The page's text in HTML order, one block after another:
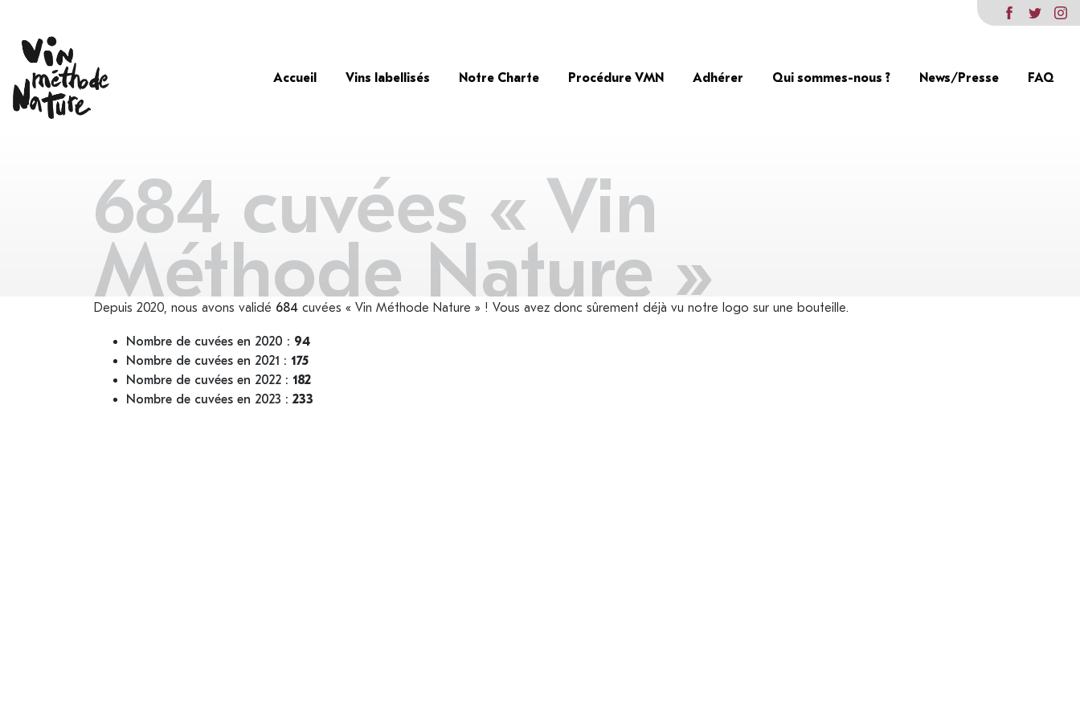
Accueil Vins labellisés Notre Charte Procédure VMN Adhérer Qui sommes-nous ? News/Presse FAQ
684 cuvées « Vin
Méthode Nature »
Depuis 2020, nous avons validé 684 cuvées « Vin Méthode Nature » ! Vous avez donc sûrement déjà vu notre logo sur une bouteille.
Nombre de cuvées en 2020 : 94
Nombre de cuvées en 2021 : 175
Nombre de cuvées en 2022 : 182
Nombre de cuvées en 2023 :233